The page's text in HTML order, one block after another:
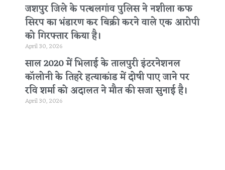
जशपुर जिले के पत्थलगांव पुलिस ने नशीला कफ
सिरप का भंडारण कर बिक्री करने वाले एक आरोपी
को गिरफ्तार किया है।
April 30, 2026
साल 2020 में भिलाई के तालपुरी इंटरनेशनल
कॉलोनी के तिहरे हत्याकांड में दोषी पाए जाने पर
रवि शर्मा को अदालत ने मौत की सजा सुनाई है।
April 30, 2026